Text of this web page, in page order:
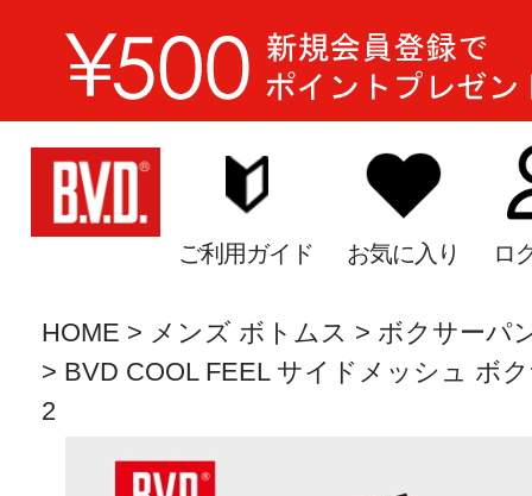
ご利用ガイド お気に入り ロ
HOME メンズ ボトムス
ボクサーパ
BVD COOL FEEL サイドメッシュ ボ
2